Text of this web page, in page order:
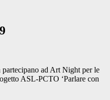
ad Art Night per le
ASL-PCTO ‘Parlare con